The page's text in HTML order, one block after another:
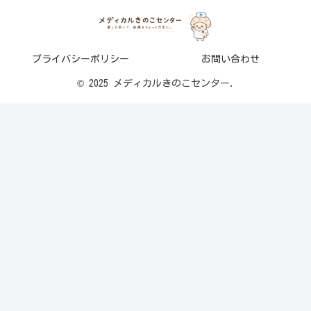
プライバシーポリシー お問い合わせ
© 2025 メディカルきのこセンター.